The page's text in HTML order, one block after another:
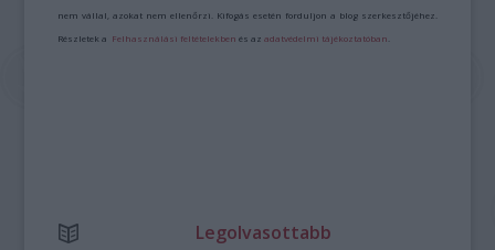
nem vállal, azokat nem ellenőrzi. Kifogás esetén forduljon a blog szerkesztőjéhez.
Részletek a Felhasználási feltételekben és azadatvédelmi tájékoztatóban
Legolvasottabb